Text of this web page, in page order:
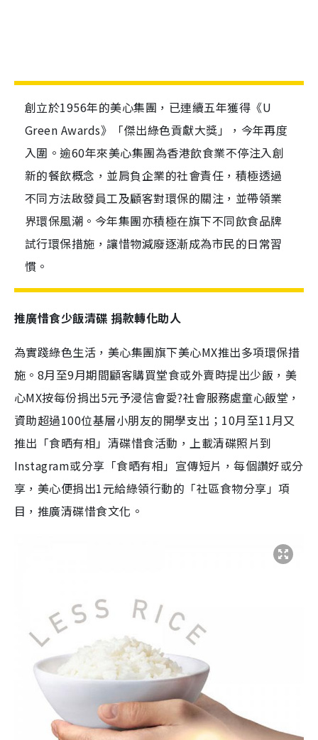
創立於1956年的美心集團，已連續五年獲得《U
Green Awards》「傑出綠色貢獻大獎」，今年再度
入圍。逾60年來美心集團為香港飲食業不停注入創
新的餐飲概念，並肩負企業的社會責任，積極透過
不同方法啟發員工及顧客對環保的關注，並帶領業
界環保風潮。今年集團亦積極在旗下不同飲食品牌
試行環保措施，讓惜物減廢逐漸成為市民的日常習
慣。
推廣惜食少飯清碟 捐款轉化助人
為實踐綠色生活，美心集團旗下美心MX推出多項環保措
施。8月至9月期間顧客購買堂食或外賣時提出少飯，美
心MX按每份捐出5元予浸信會愛?社會服務處童心飯堂，
資助超過100位基層小朋友的開學支出；10月至11月又
推出「食晒有相」清碟惜食活動，上載清碟照片到
Instagram或分享「食晒有相」宣傳短片，每個讚好或分
享，美心便捐出1元給綠領行動的「社區食物分享」項
目，推廣清碟惜食文化。